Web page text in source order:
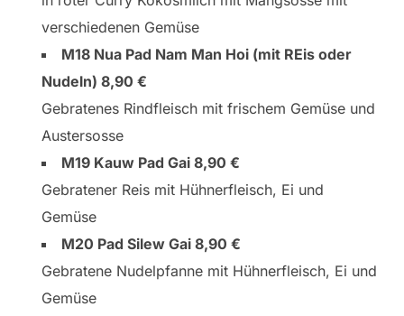
verschiedenen Gemüse
M18 Nua Pad Nam Man Hoi (mit REis oder
Nudeln) 8,90 €
Gebratenes Rindfleisch mit frischem Gemüse und
Austersosse
M19 Kauw Pad Gai 8,90 €
Gebratener Reis mit Hühnerfleisch, Ei und
Gemüse
M20 Pad Silew Gai 8,90 €
Gebratene Nudelpfanne mit Hühnerfleisch, Ei und
Gemüse